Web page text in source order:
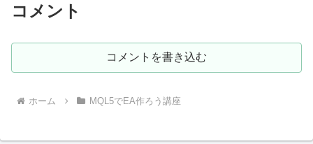
コメント
コメントを書き込む
ホーム MQL5でEA作ろう講座